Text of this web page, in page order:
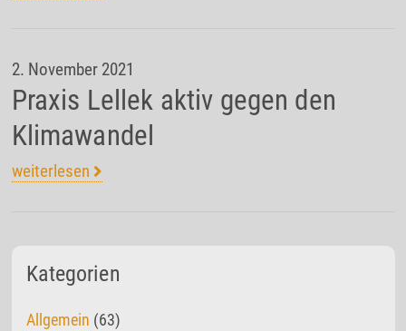
2. November 2021
Praxis Lellek aktiv gegen den
Klimawandel
weiterlesen
Kategorien
Allgemein (63)